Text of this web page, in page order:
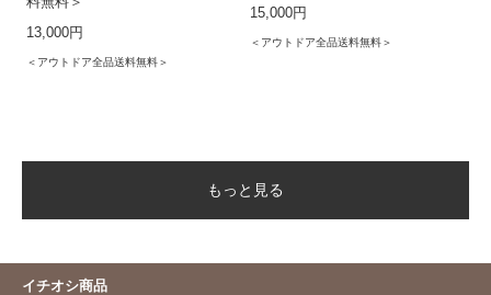
13,000円
＜アウトドア全品送料無料＞
15,000円
＜アウトドア全品送料無料＞
もっと見る
イチオシ商品